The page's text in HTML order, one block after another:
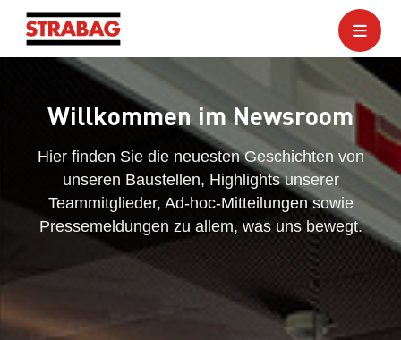
Willkommen im Newsroom
Hier finden Sie die neuesten Geschichten von
unseren Baustellen, Highlights unserer
Teammitglieder, Ad-hoc-Mitteilungen sowie
Pressemeldungen zu allem, was uns bewegt.